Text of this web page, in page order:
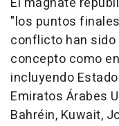
"los puntos
conflicto han
concepto como
incluyendo
Emiratos Árabes
Bahréin, Kuwait,